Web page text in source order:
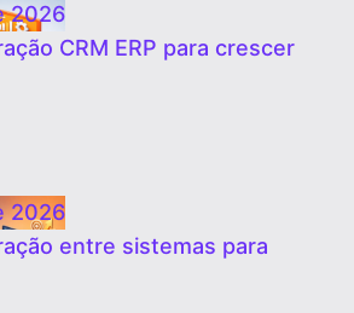
2026
CRM ERP para crescer
2026
entre sistemas para